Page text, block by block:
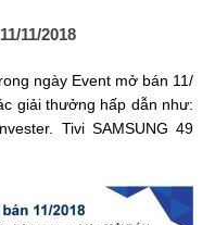
11/2018
ngày Event mở bán 11/
giải thưởng hấp dẫn như:
Tivi SAMSUNG 49